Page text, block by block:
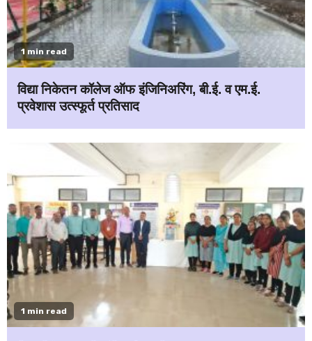
1 min read
विद्या निकेतन कॉलेज ऑफ इंजिनिअरिंग, बी.ई. व एम.ई.
प्रवेशास उत्स्फूर्त प्रतिसाद
1 min read